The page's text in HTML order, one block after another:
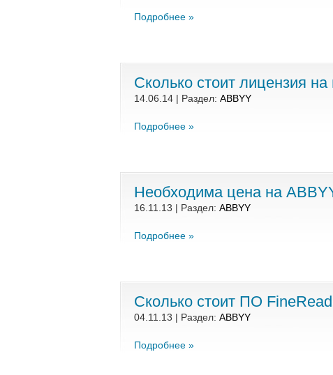
Подробнее »
Сколько стоит лицензия
14.06.14 | Раздел: ABBYY
Подробнее »
Необходима цена на
16.11.13 | Раздел: ABBYY
Подробнее »
Сколько стоит ПО
04.11.13 | Раздел: ABBYY
Подробнее »